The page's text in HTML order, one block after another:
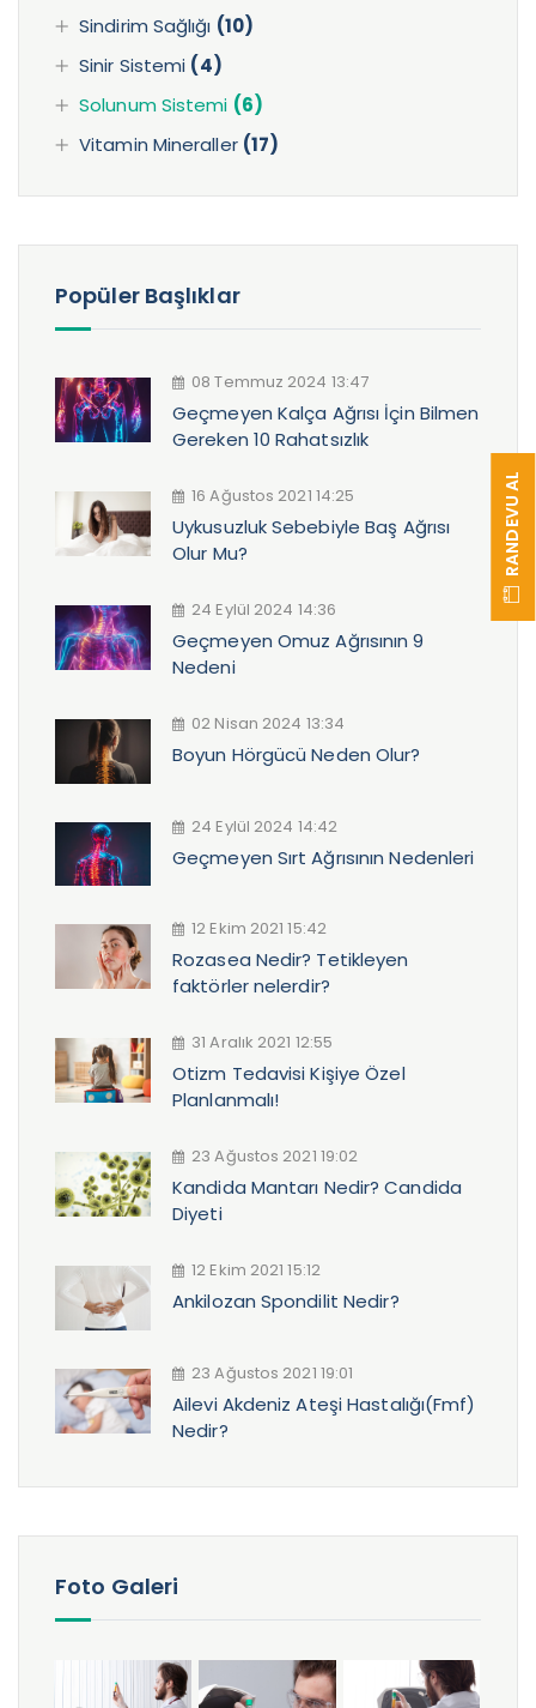
RANDEVU AL
Sindirim Sağlığı (10)
Sinir Sistemi (4)
Solunum Sistemi (6)
Vitamin Mineraller (17)
Popüler Başlıklar
08 Temmuz 2024 13:47
Geçmeyen Kalça Ağrısı İçin Bilmen
Gereken 10 Rahatsızlık
16 Ağustos 2021 14:25
Uykusuzluk Sebebiyle Baş Ağrısı
Olur Mu?
24 Eylül 2024 14:36
Geçmeyen Omuz Ağrısının 9
Nedeni
02 Nisan 2024 13:34
Boyun Hörgücü Neden Olur?
24 Eylül 2024 14:42
Geçmeyen Sırt Ağrısının Nedenleri
12 Ekim 2021 15:42
Rozasea Nedir? Tetikleyen
faktörler nelerdir?
31 Aralık 2021 12:55
Otizm Tedavisi Kişiye Özel
Planlanmalı!
23 Ağustos 2021 19:02
Kandida Mantarı Nedir? Candida
Diyeti
12 Ekim 2021 15:12
Ankilozan Spondilit Nedir?
23 Ağustos 2021 19:01
Ailevi Akdeniz Ateşi Hastalığı(Fmf)
Nedir?
Foto Galeri